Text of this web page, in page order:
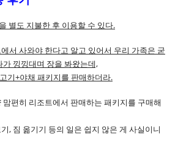
별도 지불한 후 이용할 수 있다.
서 사와야 한다고 알고 있어서 우리 가족은 굳
낑낑대며 장을 봐왔는데,
기+야채 패키지를 판매하더라.
편히 리조트에서 판매하는 패키지를 구매해
, 짐 옮기기 등의 일은 쉽지 않은 게 사실이니